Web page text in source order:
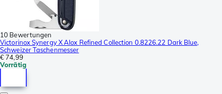
10 Bewertungen
Victorinox Synergy X Alox Refined Collection 0.8226.22 Dark Blue,
Schweizer Taschenmesser
€ 74,99
Vorrätig